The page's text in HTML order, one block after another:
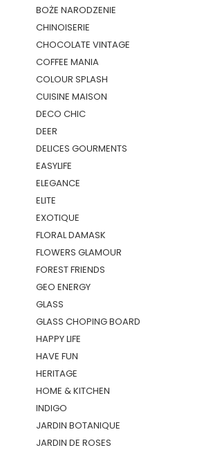
BOŻE NARODZENIE
CHINOISERIE
CHOCOLATE VINTAGE
COFFEE MANIA
COLOUR SPLASH
CUISINE MAISON
DECO CHIC
DEER
DELICES GOURMENTS
EASYLIFE
ELEGANCE
ELITE
EXOTIQUE
FLORAL DAMASK
FLOWERS GLAMOUR
FOREST FRIENDS
GEO ENERGY
GLASS
GLASS CHOPING BOARD
HAPPY LIFE
HAVE FUN
HERITAGE
HOME & KITCHEN
INDIGO
JARDIN BOTANIQUE
JARDIN DE ROSES